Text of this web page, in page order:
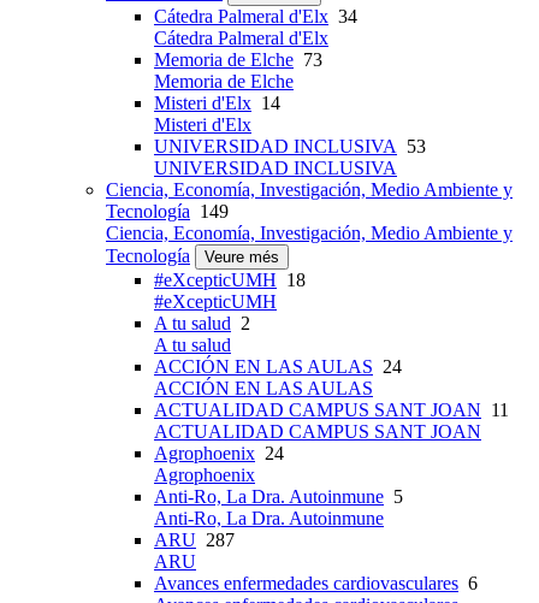
Cátedra Palmeral d'Elx 34
Cátedra Palmeral d'Elx
Memoria de Elche 73
Memoria de Elche
Misteri d'Elx 14
Misteri d'Elx
UNIVERSIDAD INCLUSIVA
53
UNIVERSIDAD INCLUSIVA
Ciencia, Economía, Investigación, Medio Ambiente y
Tecnología 149
Ciencia, Economía, Investigación, Medio Ambiente y
Tecnología
Veure més
#eXcepticUMH 18
#eXcepticUMH
A tu salud 2
A tu salud
ACCIÓN EN LAS AULAS 24
ACCIÓN EN LAS AULAS
ACTUALIDAD CAMPUS SANT JOAN 11
ACTUALIDAD CAMPUS SANT JOAN
Agrophoenix 24
Agrophoenix
Anti-Ro, La Dra. Autoinmune 5
Anti-Ro, La Dra. Autoinmune
ARU 287
ARU
Avances enfermedades cardiovasculares 6